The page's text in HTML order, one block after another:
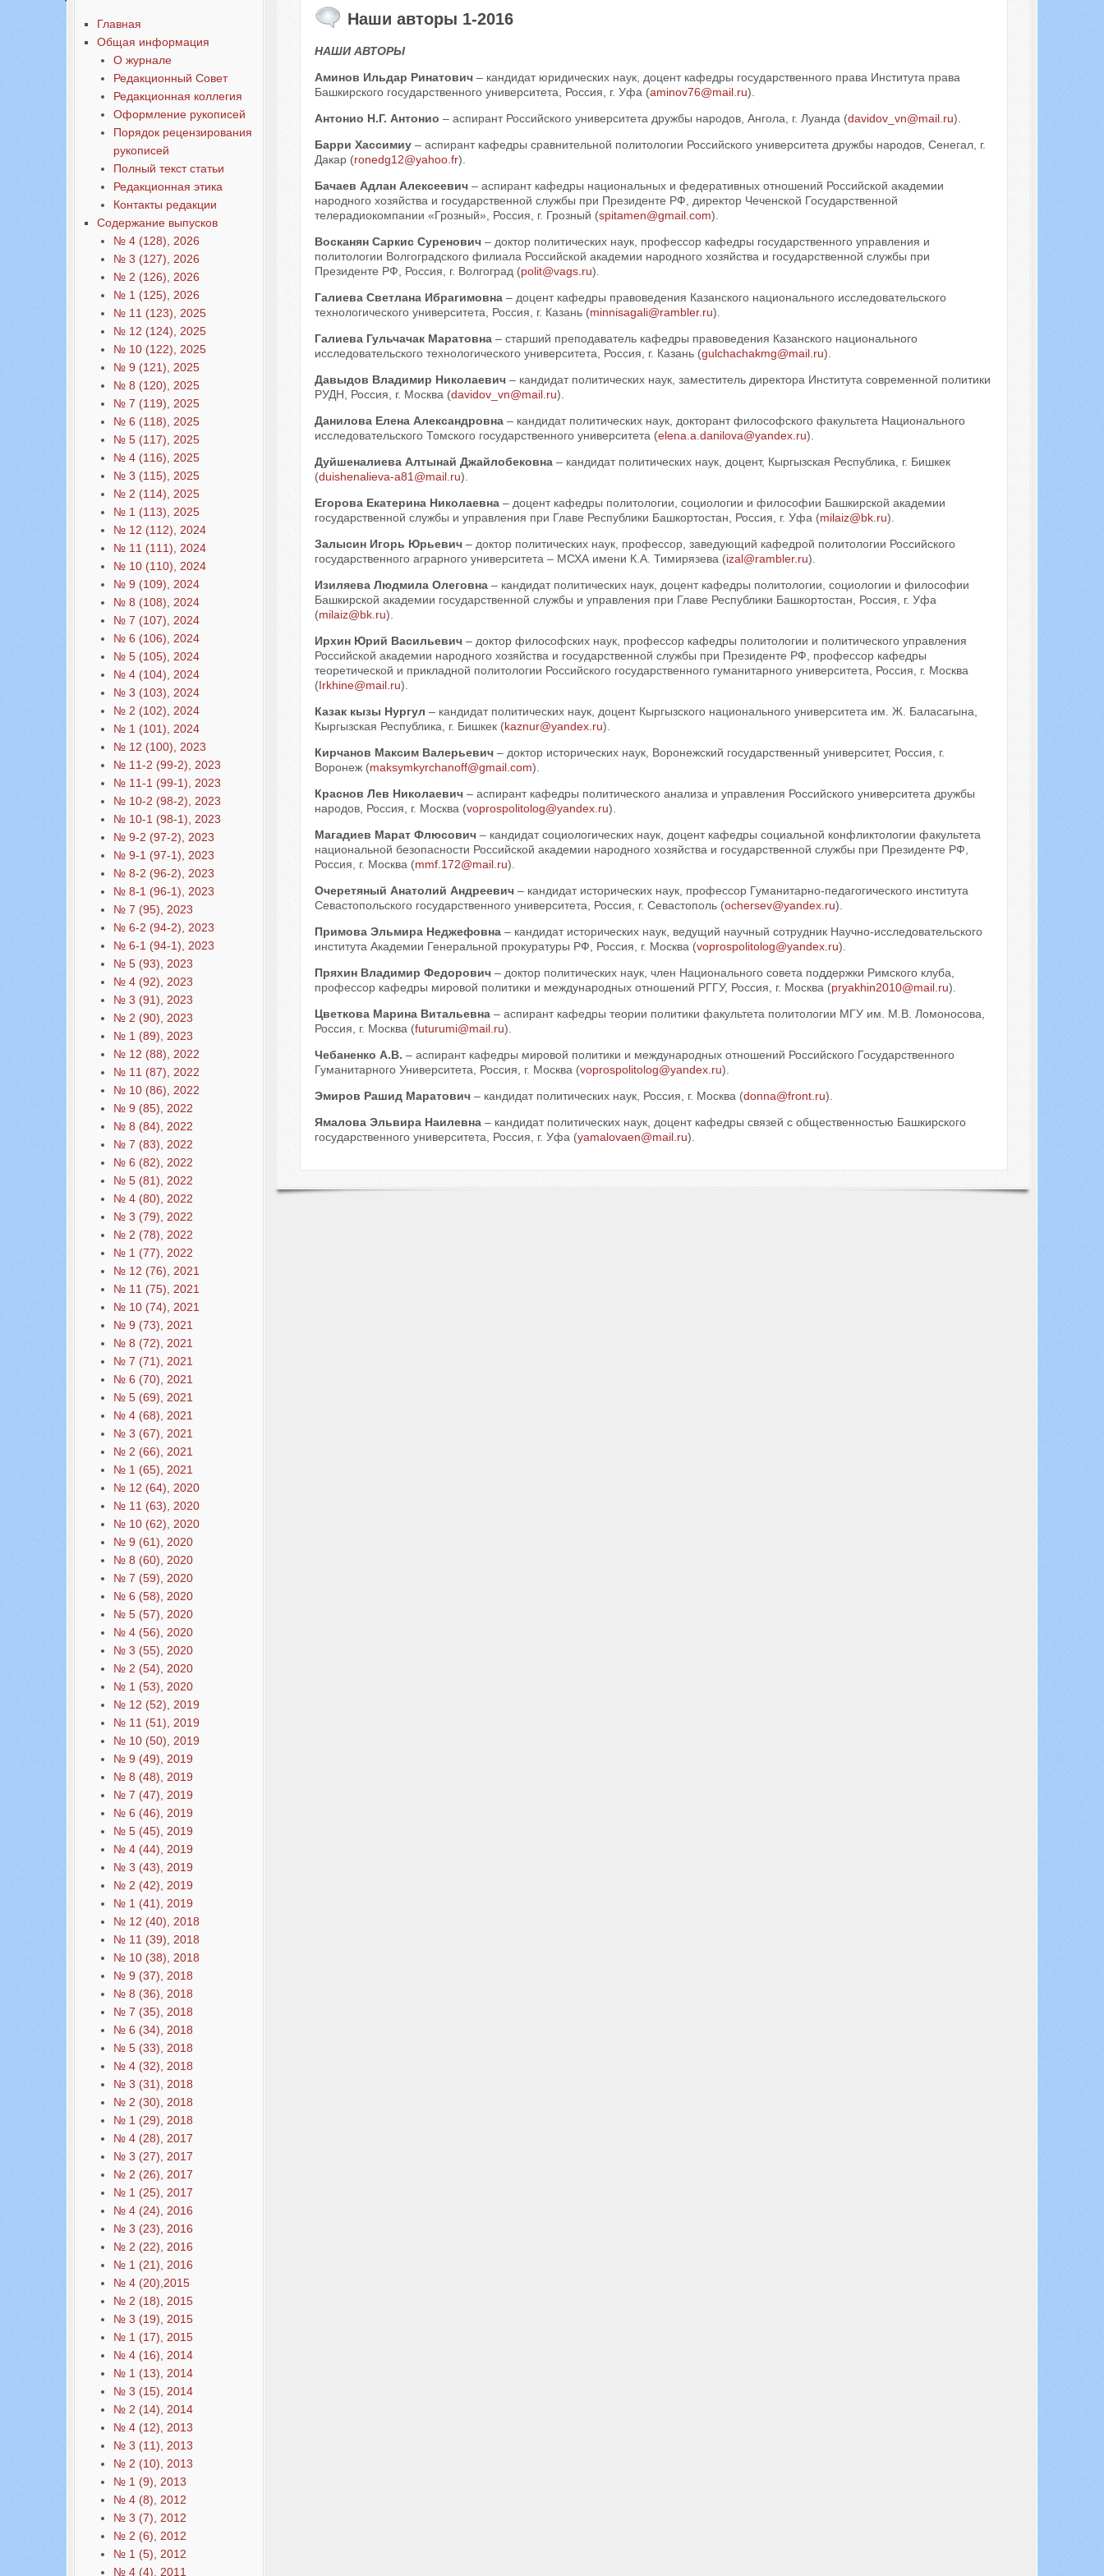
Главная
Общая информация
О журнале
Редакционный Совет
Редакционная коллегия
Оформление рукописей
Порядок рецензирования
рукописей
Полный текст статьи
Редакционная этика
Контакты редакции
Содержание выпусков
№ 4 (128), 2026
№ 3 (127), 2026
№ 2 (126), 2026
№ 1 (125), 2026
№ 11 (123), 2025
№ 12 (124), 2025
№ 10 (122), 2025
№ 9 (121), 2025
№ 8 (120), 2025
№ 7 (119), 2025
№ 6 (118), 2025
№ 5 (117), 2025
№ 4 (116), 2025
№ 3 (115), 2025
№ 2 (114), 2025
№ 1 (113), 2025
№ 12 (112), 2024
№ 11 (111), 2024
№ 10 (110), 2024
№ 9 (109), 2024
№ 8 (108), 2024
№ 7 (107), 2024
№ 6 (106), 2024
№ 5 (105), 2024
№ 4 (104), 2024
№ 3 (103), 2024
№ 2 (102), 2024
№ 1 (101), 2024
№ 12 (100), 2023
№ 11-2 (99-2), 2023
№ 11-1 (99-1), 2023
№ 10-2 (98-2), 2023
№ 10-1 (98-1), 2023
№ 9-2 (97-2), 2023
№ 9-1 (97-1), 2023
№ 8-2 (96-2), 2023
№ 8-1 (96-1), 2023
№ 7 (95), 2023
№ 6-2 (94-2), 2023
№ 6-1 (94-1), 2023
№ 5 (93), 2023
№ 4 (92), 2023
№ 3 (91), 2023
№ 2 (90), 2023
№ 1 (89), 2023
№ 12 (88), 2022
№ 11 (87), 2022
№ 10 (86), 2022
№ 9 (85), 2022
№ 8 (84), 2022
№ 7 (83), 2022
№ 6 (82), 2022
№ 5 (81), 2022
№ 4 (80), 2022
№ 3 (79), 2022
№ 2 (78), 2022
№ 1 (77), 2022
№ 12 (76), 2021
№ 11 (75), 2021
№ 10 (74), 2021
№ 9 (73), 2021
№ 8 (72), 2021
№ 7 (71), 2021
№ 6 (70), 2021
№ 5 (69), 2021
№ 4 (68), 2021
№ 3 (67), 2021
№ 2 (66), 2021
№ 1 (65), 2021
№ 12 (64), 2020
№ 11 (63), 2020
№ 10 (62), 2020
№ 9 (61), 2020
№ 8 (60), 2020
№ 7 (59), 2020
№ 6 (58), 2020
№ 5 (57), 2020
№ 4 (56), 2020
№ 3 (55), 2020
№ 2 (54), 2020
№ 1 (53), 2020
№ 12 (52), 2019
№ 11 (51), 2019
№ 10 (50), 2019
№ 9 (49), 2019
№ 8 (48), 2019
№ 7 (47), 2019
№ 6 (46), 2019
№ 5 (45), 2019
№ 4 (44), 2019
№ 3 (43), 2019
№ 2 (42), 2019
№ 1 (41), 2019
№ 12 (40), 2018
№ 11 (39), 2018
№ 10 (38), 2018
№ 9 (37), 2018
№ 8 (36), 2018
№ 7 (35), 2018
№ 6 (34), 2018
№ 5 (33), 2018
№ 4 (32), 2018
№ 3 (31), 2018
№ 2 (30), 2018
№ 1 (29), 2018
№ 4 (28), 2017
№ 3 (27), 2017
№ 2 (26), 2017
№ 1 (25), 2017
№ 4 (24), 2016
№ 3 (23), 2016
№ 2 (22), 2016
№ 1 (21), 2016
№ 4 (20),2015
№ 2 (18), 2015
№ 3 (19), 2015
№ 1 (17), 2015
№ 4 (16), 2014
№ 1 (13), 2014
№ 3 (15), 2014
№ 2 (14), 2014
№ 4 (12), 2013
№ 3 (11), 2013
№ 2 (10), 2013
№ 1 (9), 2013
№ 4 (8), 2012
№ 3 (7), 2012
№ 2 (6), 2012
№ 1 (5), 2012
№ 4 (4), 2011
Наши авторы 1-2016
НАШИ АВТОРЫ
Аминов Ильдар Ринатович– кандидат юридических наук, доцент кафедры государственного права Института права
Башкирского государственного университета, Россия, г. Уфа (aminov76@mail.ru).
Антонио Н.Г. Антонио – аспирант Российского университета дружбы народов, Ангола, г. Луанда (davidov_vn@mail.ru).
Барри Хассимиу– аспирант кафедры сравнительной политологии Российского университета дружбы народов, Сенегал, г.
Дакар (ronedg12@yahoo.fr).
Бачаев Адлан Алексеевич– аспирант кафедры национальных и федеративных отношений Российской академии
народного хозяйства и государственной службы при Президенте РФ, директор Чеченской Государственной
телерадиокомпании «Грозный», Россия, г. Грозный (spitamen@gmail.com).
Восканян Саркис Суренович– доктор политических наук, профессор кафедры государственного управления и
политологии Волгоградского филиала Российской академии народного хозяйства и государственной службы при
Президенте РФ, Россия, г. Волгоград (polit@vags.ru).
Галиева Светлана Ибрагимовна– доцент кафедры правоведения Казанского национального исследовательского
технологического университета, Россия, г. Казань (minnisagali@rambler.ru).
Галиева Гульчачак Маратовна– старший преподаватель кафедры правоведения Казанского национального
исследовательского технологического университета, Россия, г. Казань (gulchachakmg@mail.ru).
Давыдов Владимир Николаевич– кандидат политических наук, заместитель директора Института современной политики
РУДН, Россия, г. Москва (davidov_vn@mail.ru).
Данилова Елена Александровна– кандидат политических наук, докторант философского факультета Национального
исследовательского Томского государственного университета (elena.a.danilova@yandex.ru).
Дуйшеналиева Алтынай Джайлобековна– кандидат политических наук, доцент, Кыргызская Республика, г. Бишкек
(duishenalieva-a81@mail.ru).
Егорова Екатерина Николаевна– доцент кафедры политологии, социологии и философии Башкирской академии
государственной службы и управления при Главе Республики Башкортостан, Россия, г. Уфа (milaiz@bk.ru).
Залысин Игорь Юрьевич– доктор политических наук, профессор, заведующий кафедрой политологии Российского
государственного аграрного университета – МСХА имени К.А. Тимирязева (izal@rambler.ru).
Изиляева Людмила Олеговна– кандидат политических наук, доцент кафедры политологии, социологии и философии
Башкирской академии государственной службы и управления при Главе Республики Башкортостан, Россия, г. Уфа
(milaiz@bk.ru).
Ирхин Юрий Васильевич– доктор философских наук, профессор кафедры политологии и политического управления
Российской академии народного хозяйства и государственной службы при Президенте РФ, профессор кафедры
теоретической и прикладной политологии Российского государственного гуманитарного университета, Россия, г. Москва
(Irkhine@mail.ru).
Казак кызы Нургул – кандидат политических наук, доцент Кыргызского национального университета им. Ж. Баласагына,
Кыргызская Республика, г. Бишкек (kaznur@yandex.ru).
Кирчанов Максим Валерьевич– доктор исторических наук, Воронежский государственный университет, Россия, г.
Воронеж (maksymkyrchanoff@gmail.com).
Краснов Лев Николаевич– аспирант кафедры политического анализа и управления Российского университета дружбы
народов, Россия, г. Москва (voprospolitolog@yandex.ru).
Магадиев Марат Флюсович– кандидат социологических наук, доцент кафедры социальной конфликтологии факультета
национальной безопасности Российской академии народного хозяйства и государственной службы при Президенте РФ,
Россия, г. Москва (mmf.172@mail.ru).
Очеретяный Анатолий Андреевич– кандидат исторических наук, профессор Гуманитарно-педагогического института
Севастопольского государственного университета, Россия, г. Севастополь (ochersev@yandex.ru).
Примова Эльмира Неджефовна– кандидат исторических наук, ведущий научный сотрудник Научно-исследовательского
института Академии Генеральной прокуратуры РФ, Россия, г. Москва (voprospolitolog@yandex.ru).
Пряхин Владимир Федорович– доктор политических наук, член Национального совета поддержки Римского клуба,
профессор кафедры мировой политики и международных отношений РГГУ, Россия, г. Москва (pryakhin2010@mail.ru).
Цветкова Марина Витальевна– аспирант кафедры теории политики факультета политологии МГУ им. М.В. Ломоносова,
Россия, г. Москва (futurumi@mail.ru).
Чебаненко А.В. – аспирант кафедры мировой политики и международных отношений Российского Государственного
Гуманитарного Университета, Россия, г. Москва (voprospolitolog@yandex.ru).
Эмиров Рашид Маратович– кандидат политических наук, Россия, г. Москва (donna@front.ru).
Ямалова Эльвира Наилевна– кандидат политических наук, доцент кафедры связей с общественностью Башкирского
государственного университета, Россия, г. Уфа (yamalovaen@mail.ru).